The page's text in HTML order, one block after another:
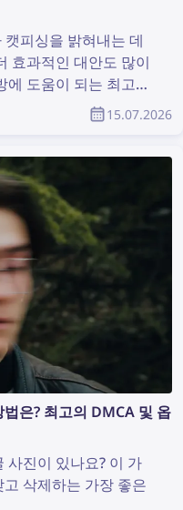
피싱을 밝혀내는 데
효과적인 대안도 많이
도움이 되는 최고의
.
15.07.2026
은? 최고의 DMCA 및 옵
사진이 있나요? 이 가
삭제하는 가장 좋은